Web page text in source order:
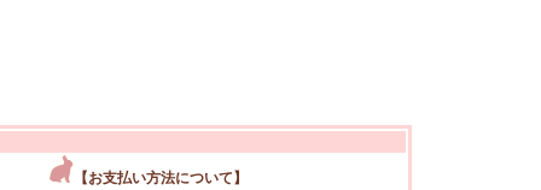
【お支払い方法について】